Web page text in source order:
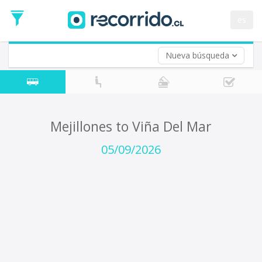
Nueva búsqueda
Date
Return trip (opt)
Return
Date
Mejillones to Viña Del Mar
05/09/2026